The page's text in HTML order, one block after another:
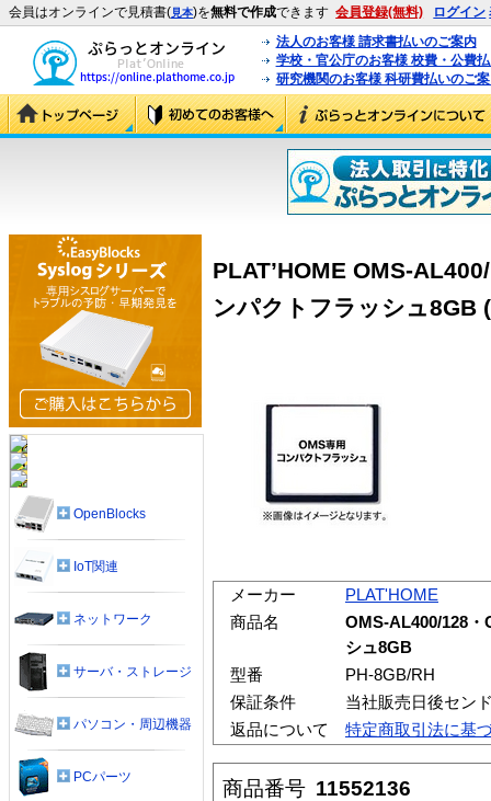
会員はオンラインで見積書(見本)を無料で作成できます 会員登録(無料) ログイン
法人のお客様 請求書払いのご案内
学校・官公庁のお客様 校費・公費
研究機関のお客様 科研費払いのご
PLAT’HOME OMS-
ンパクトフラッシュ8GB
メーカー
PLAT'HOME
商品名
OMS-AL400/128・
シュ8GB
型番
PH-8GB/RH
保証条件
当社販売日後セン
返品について
特定商取引法に基
商品番号 11552136
OpenBlocks
IoT関連
ネットワーク
サーバ・ストレージ
パソコン・周辺機器
PCパーツ